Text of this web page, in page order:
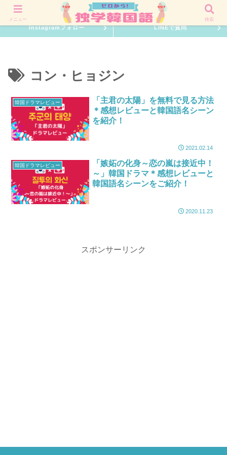
韓国語を０からでも習得できる独学勉強方法を伝授！
Instagramフォロー LINEで質問
コン・ヒョジン
韓国ドラマレビュー
「主君の太陽」を無料で見る方法
＊感想レビューと韓国語名シーン
を紹介！
2021.02.14
韓国ドラマレビュー
「嫉妬の化身～恋の嵐は接近中！
～」韓国ドラマ＊感想レビューと
韓国語名シーンをご紹介！
2020.11.23
スポンサーリンク
メニュー 検索